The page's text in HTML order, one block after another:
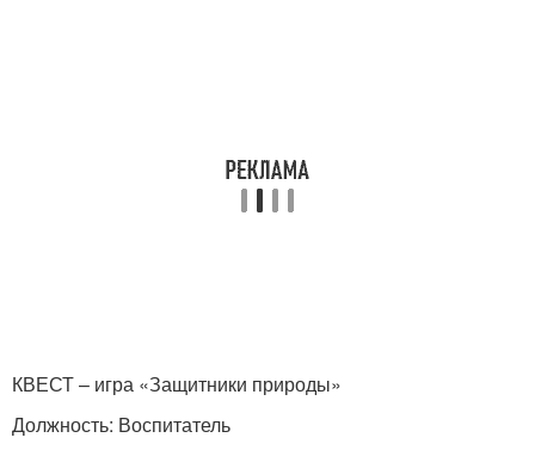
КВЕСТ – игра «Защитники природы»
Должность: Воспитатель